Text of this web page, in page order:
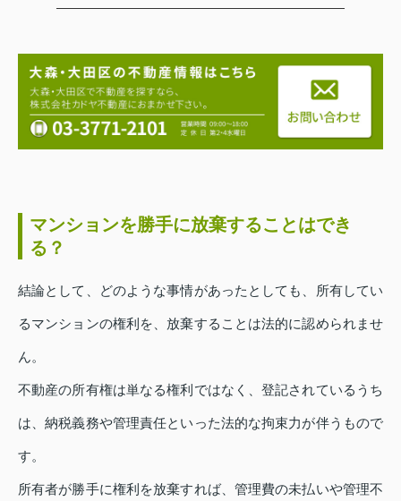
マンションを勝手に放棄することはでき
る？
結論として、どのような事情があったとしても、所有してい
るマンションの権利を、放棄することは法的に認められませ
ん。
不動産の所有権は単なる権利ではなく、登記されているうち
は、納税義務や管理責任といった法的な拘束力が伴うもので
す。
所有者が勝手に権利を放棄すれば、管理費の未払いや管理不